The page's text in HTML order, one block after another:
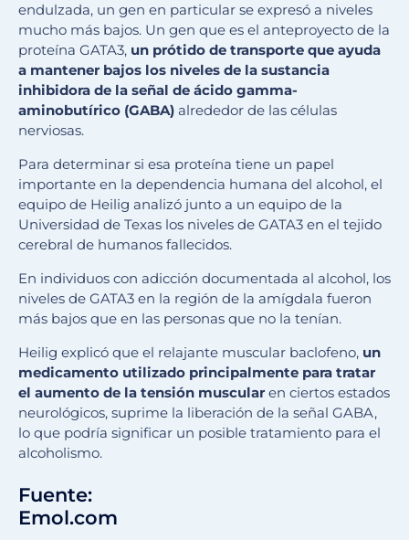
endulzada, un gen en particular se expresó a niveles
mucho más bajos. Un gen que es el anteproyecto de la
proteína GATA3, un prótido de transporte que ayuda
a mantener bajos los niveles de la sustancia
inhibidora de la señal de ácido gamma-
aminobutírico (GABA) alrededor de las células
nerviosas.
Para determinar si esa proteína tiene un papel
importante en la dependencia humana del alcohol, el
equipo de Heilig analizó junto a un equipo de la
Universidad de Texas los niveles de GATA3 en el tejido
cerebral de humanos fallecidos.
En individuos con adicción documentada al alcohol, los
niveles de GATA3 en la región de la amígdala fueron
más bajos que en las personas que no la tenían.
Heilig explicó que el relajante muscular baclofeno, un
medicamento utilizado principalmente para tratar
el aumento de la tensión muscular en ciertos estados
neurológicos, suprime la liberación de la señal GABA,
lo que podría significar un posible tratamiento para el
alcoholismo.
Fuente:
Emol.com